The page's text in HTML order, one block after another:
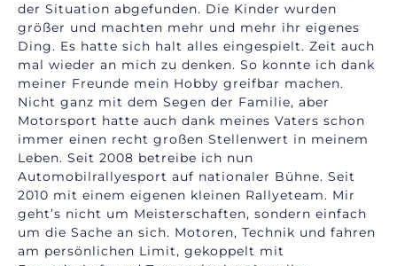
der Situation abgefunden. Die Kinder wurden
größer und machten mehr und mehr ihr eigenes
Ding. Es hatte sich halt alles eingespielt. Zeit auch
mal wieder an mich zu denken. So konnte ich dank
meiner Freunde mein Hobby greifbar machen.
Nicht ganz mit dem Segen der Familie, aber
Motorsport hatte auch dank meines Vaters schon
immer einen recht großen Stellenwert in meinem
Leben. Seit 2008 betreibe ich nun
Automobilrallyesport auf nationaler Bühne. Seit
2010 mit einem eigenen kleinen Rallyeteam. Mir
geht’s nicht um Meisterschaften, sondern einfach
um die Sache an sich. Motoren, Technik und fahren
am persönlichen Limit, gekoppelt mit